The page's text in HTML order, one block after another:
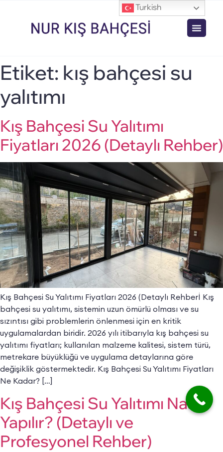
Etiket: kış bahçesi su
yalıtımı
Kış Bahçesi Su Yalıtımı
Fiyatları 2026 (Detaylı Rehber)
Kış Bahçesi Su Yalıtımı Fiyatları 2026 (Detaylı Rehberİ Kış
bahçesi su yalıtımı, sistemin uzun ömürlü olması ve su
sızıntısı gibi problemlerin önlenmesi için en kritik
uygulamalardan biridir. 2026 yılı itibarıyla kış bahçesi su
yalıtımı fiyatları; kullanılan malzeme kalitesi, sistem türü,
metrekare büyüklüğü ve uygulama detaylarına göre
değişiklik göstermektedir. Kış Bahçesi Su Yalıtımı Fiyatları
Ne Kadar? […]
Kış Bahçesi Su Yalıtımı Nasıl
Yapılır? (Detaylı ve
Profesyonel Rehber)
Turkish